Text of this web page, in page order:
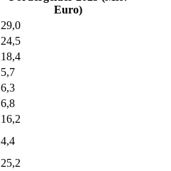
Euro)
29,0
24,5
18,4
5,7
6,3
6,8
16,2
4,4
25,2